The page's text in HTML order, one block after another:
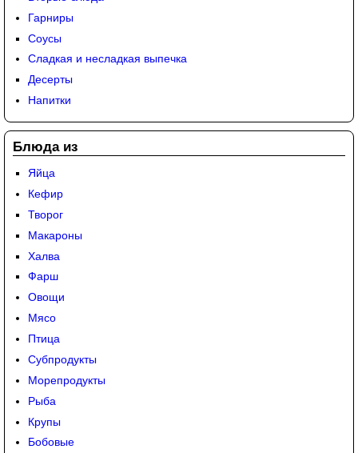
Гарниры
Соусы
Сладкая и несладкая выпечка
Десерты
Напитки
Блюда из
Яйца
Кефир
Творог
Макароны
Халва
Фарш
Овощи
Мясо
Птица
Субпродукты
Морепродукты
Рыба
Крупы
Бобовые